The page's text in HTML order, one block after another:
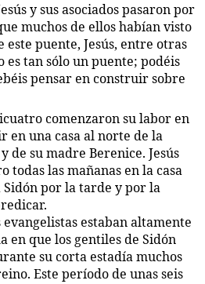
y sus asociados pasaron por
muchos de ellos habían visto
puente, Jesús, entre otras
es tan sólo un puente; podéis
pensar en construir sobre
comenzaron su labor en
en una casa al norte de la
de su madre Berenice. Jesús
todas las mañanas en la casa
Sidón por la tarde y por la
evangelistas estaban altamente
en que los gentiles de Sidón
su corta estadía muchos
Este período de unas seis